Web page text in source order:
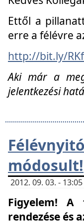
Ettől a
erre a félévre
http://bit.ly/
Aki már a
jelentkezési
módosult!
2012. 09. 03. -
Figyelem! A
rendezése és